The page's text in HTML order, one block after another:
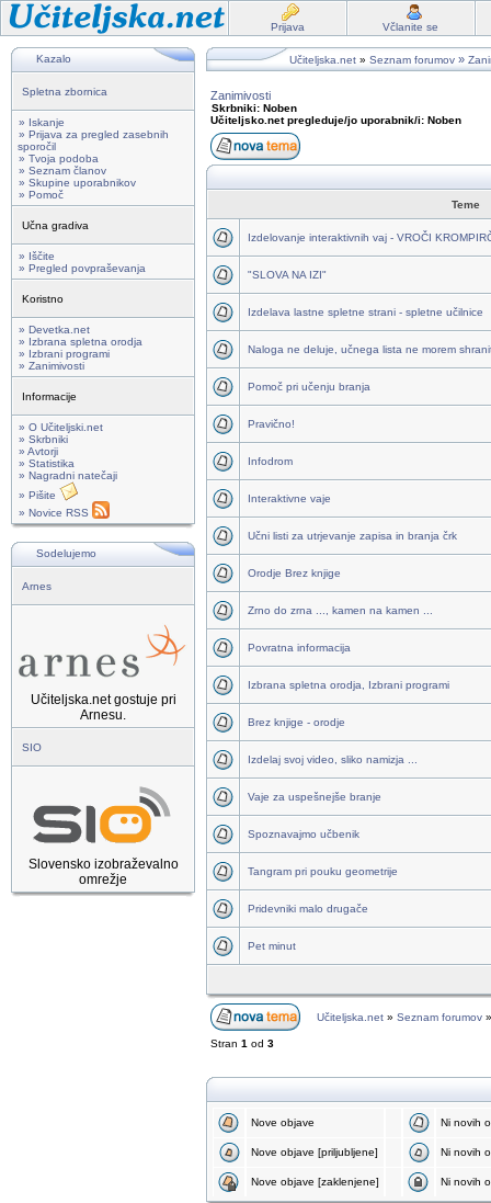
Prijava Včlanite se
Kazalo
Spletna zbornica
» Iskanje
» Prijava za pregled zasebnih
sporočil
» Tvoja podoba
» Seznam članov
» Skupine uporabnikov
» Pomoč
Učna gradiva
» Iščite
» Pregled povpraševanja
Koristno
» Devetka.net
» Izbrana spletna orodja
» Izbrani programi
» Zanimivosti
Informacije
» O Učiteljski.net
» Skrbniki
» Avtorji
» Statistika
» Nagradni natečaji
» Pišite
» Novice RSS
Sodelujemo
Arnes
Učiteljska.net gostuje pri
Arnesu.
SIO
Slovensko izobraževalno
omrežje
Učiteljska.net » Seznam forumov »
Zanimivosti
Skrbniki: Noben
Učiteljsko.net pregleduje/jo uporabnik/i: Noben
Teme
Izdelovanje interaktivnih vaj - VROČI
"SLOVA NA IZI"
Izdelava lastne spletne strani - spletne učilnice
Naloga ne deluje, učnega lista ne morem
Pomoč pri učenju branja
Pravično!
Infodrom
Interaktivne vaje
Učni listi za utrjevanje zapisa in branja črk
Orodje Brez knjige
Zrno do zrna ..., kamen na kamen ...
Povratna informacija
Izbrana spletna orodja, Izbrani programi
Brez knjige - orodje
Izdelaj svoj video, sliko namizja ...
Vaje za uspešnejše branje
Spoznavajmo učbenik
Tangram pri pouku geometrije
Pridevniki malo drugače
Pet minut
Učiteljska.net » Seznam forumov
Stran 1 od 3
Nove objave Ni novih
Nove objave [priljubljene] Ni novih
Nove objave [zaklenjene] Ni novih